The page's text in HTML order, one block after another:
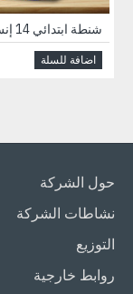
اضافة للسلة
حول الشركة
نشاطات الشركة
التوزيع
روابط خارجية